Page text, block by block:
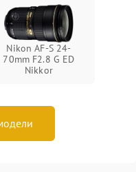
Nikon AF-S 24-
70mm F2.8 G ED
Nikkor